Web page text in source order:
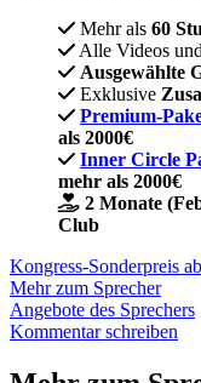
Mehr als 60
Alle Videos
Ausgewählte
Exklusive
Premium-
als 2000€
Inner Circle
mehr als 2000€
2 Monate
Club
Kongress-Sonderpreis
Mehr zum Sprecher
Angebote des Sprechers
Kommentar schreiben